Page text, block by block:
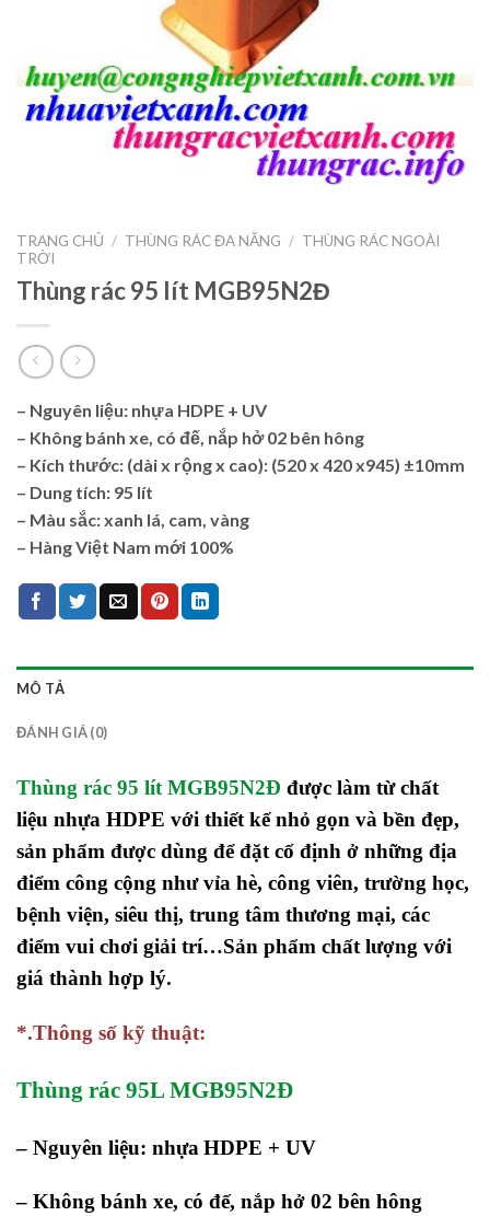
TRANG CHỦ / THÙNG RÁC ĐA NĂNG / THÙNG RÁC NGOÀI
TRỜI
Thùng rác 95 lít MGB95N2Đ
– Nguyên liệu: nhựa HDPE + UV
– Không bánh xe, có đế, nắp hở02 bên hông
– Kích thước: (dài x rộng x cao): (520 x 420 x945) ±10mm
– Dung tích: 95 lít
– Màu sắc: xanh lá, cam, vàng
– Hàng Việt Nam mới 100%
MÔ TẢ
ĐÁNH GIÁ (0)
Thùng rác 95 lít MGB95N2Đ được làm từ chất
liệu nhựa HDPE với thiết kế nhỏ gọn và bền đẹp,
sản phẩm được dùng để đặt cố định ở những địa
điểm công cộng như vỉa hè, công viên, trường học,
bệnh viện, siêu thị, trung tâm thương mại, các
điểm vui chơi giải trí…Sản phẩm chất lượng với
giá thành hợp lý.
*.Thông số kỹ thuật:
Thùng rác 95L MGB95N2Đ
– Nguyên liệu: nhựa HDPE + UV
– Không bánh xe, có đế, nắp hở 02 bên hông